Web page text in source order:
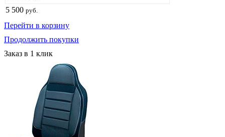
5 500 руб.
Перейти в корзину
Продолжить покупки
Заказ в 1 клик